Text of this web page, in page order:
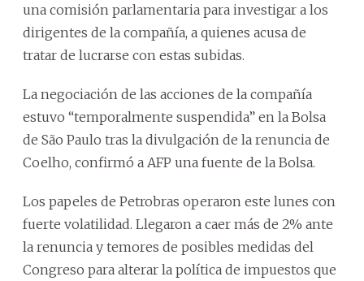
una comisión parlamentaria para investigar a los
dirigentes de la compañía, a quienes acusa de
tratar de lucrarse con estas subidas.
La negociación de las acciones de la compañía
estuvo “temporalmente suspendida” en la Bolsa
de São Paulo tras la divulgación de la renuncia de
Coelho, confirmó a AFP una fuente de la Bolsa.
Los papeles de Petrobras operaron este lunes con
fuerte volatilidad. Llegaron a caer más de 2% ante
la renuncia y temores de posibles medidas del
Congreso para alterar la política de impuestos que